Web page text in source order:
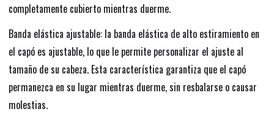
completamente cubierto mientras duerme.
Banda elástica ajustable: la banda elástica de alto estiramiento en
el capó es ajustable, lo que le permite personalizar el ajuste al
tamaño de su cabeza. Esta característica garantiza que el capó
permanezca en su lugar mientras duerme, sin resbalarse o causar
molestias.